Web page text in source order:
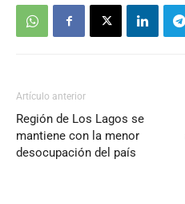
Artículo anterior
Región de Los Lagos se
mantiene con la menor
desocupación del país